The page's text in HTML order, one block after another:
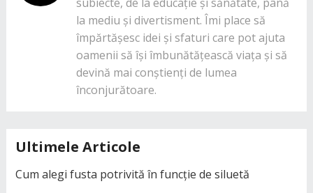
la mediu și divertisment. Îmi place să
împărtășesc idei și sfaturi care pot ajuta
oamenii să își îmbunătățească viața și să
devină mai conștienți de lumea
înconjurătoare.
Ultimele Articole
Cum alegi fusta potrivită în funcție de siluetă